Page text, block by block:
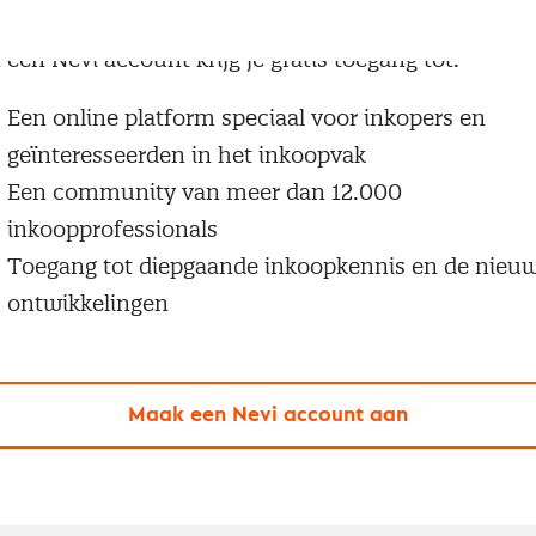
een Nevi account krijg je gratis toegang tot:
Een online platform speciaal voor inkopers en
geïnteresseerden in het inkoopvak
Een community van meer dan 12.000
inkoopprofessionals
Toegang tot diepgaande inkoopkennis en de
ontwikkelingen
Maak een Nevi account aan